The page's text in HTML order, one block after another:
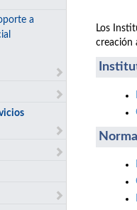
a
Los
creación